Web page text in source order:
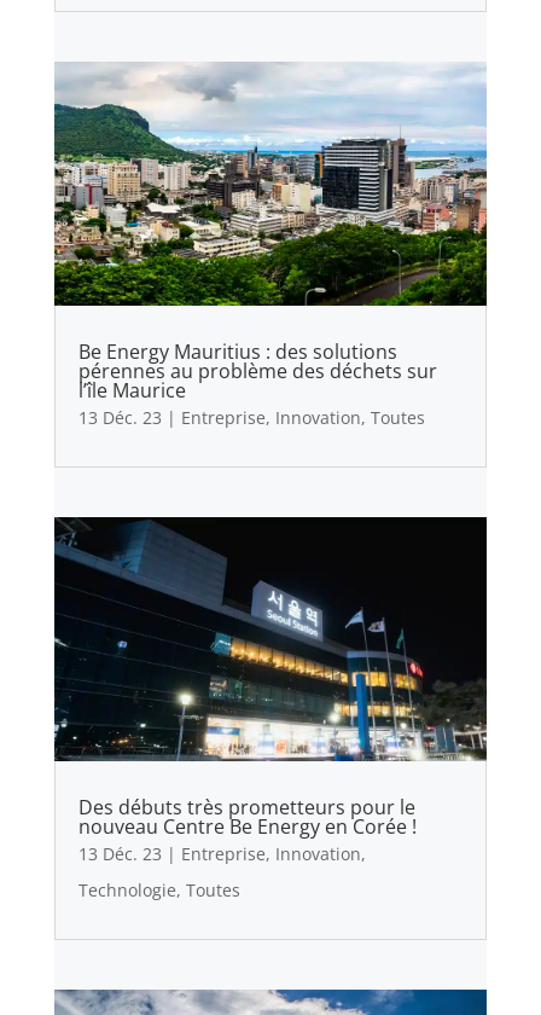
Be Energy Mauritius : des solutions
pérennes au problème des déchets sur
l’île Maurice
13 Déc. 23 | Entreprise, Innovation, Toutes
Des débuts très prometteurs pour le
nouveau Centre Be Energy en Corée !
13 Déc. 23 | Entreprise, Innovation,
Technologie, Toutes